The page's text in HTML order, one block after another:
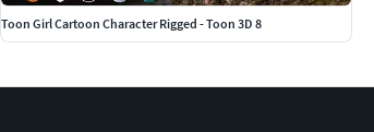
Toon Girl Cartoon Character Rigged - Toon 3D 8